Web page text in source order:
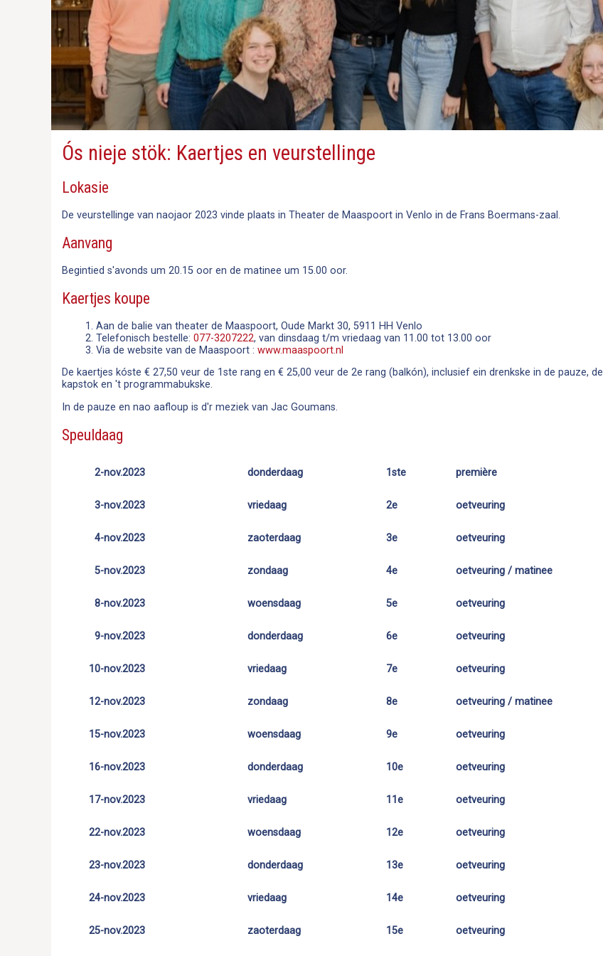
Ós nieje stök: Kaertjes en veurstellinge
Lokasie
De veurstellinge van naojaor 2023 vinde plaats in Theater de Maaspoort in Venlo in de Frans Boermans-zaal.
Aanvang
Begintied s'avonds um 20.15 oor en de matinee um 15.00 oor.
Kaertjes koupe
Aan de balie van theater de Maaspoort, Oude Markt 30, 5911 HH Venlo
Telefonisch bestelle: 077-3207222, van dinsdaag t/m vriedaag van 11.00 tot 13.00 oor
Via de website van de Maaspoort : www.maaspoort.nl
De kaertjes kóste € 27,50 veur de 1ste rang en € 25,00 veur de 2e rang (balkón), inclusief ein drenkske in de pauze, de
kapstok en 't programmabukske.
In de pauze en nao aafloup is d'r meziek van Jac Goumans.
Speuldaag
2-nov.2023 donderdaag 1ste première
3-nov.2023 vriedaag 2e oetveuring
4-nov.2023 zaoterdaag 3e oetveuring
5-nov.2023 zondaag 4e oetveuring / matinee
8-nov.2023 woensdaag 5e oetveuring
9-nov.2023 donderdaag 6e oetveuring
10-nov.2023 vriedaag 7e oetveuring
12-nov.2023 zondaag 8e oetveuring / matinee
15-nov.2023 woensdaag 9e oetveuring
16-nov.2023 donderdaag 10e oetveuring
17-nov.2023 vriedaag 11e oetveuring
22-nov.2023 woensdaag 12e oetveuring
23-nov.2023 donderdaag 13e oetveuring
24-nov.2023 vriedaag 14e oetveuring
25-nov.2023 zaoterdaag 15e oetveuring